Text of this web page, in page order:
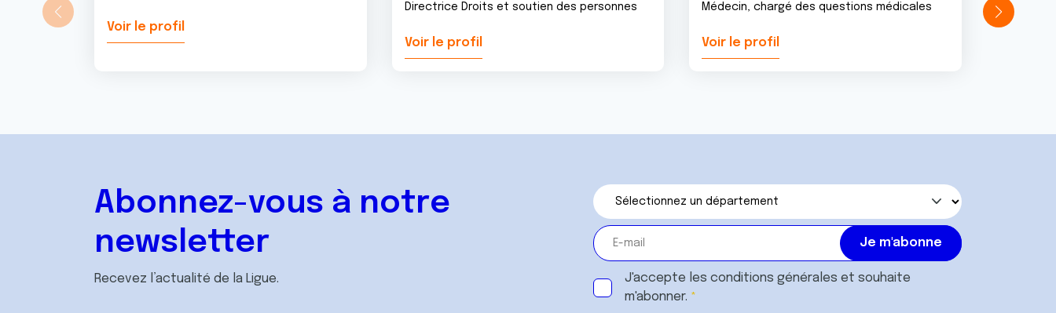
Voir le profil
Directrice Droits et soutien des personnes
Voir le profil
Médecin, chargé des questions médicales
Voir le profil
Abonnez-vous à notre
newsletter
Recevez l’actualité de la Ligue. J'accepte les conditions générales et souhaite
m'abonner.